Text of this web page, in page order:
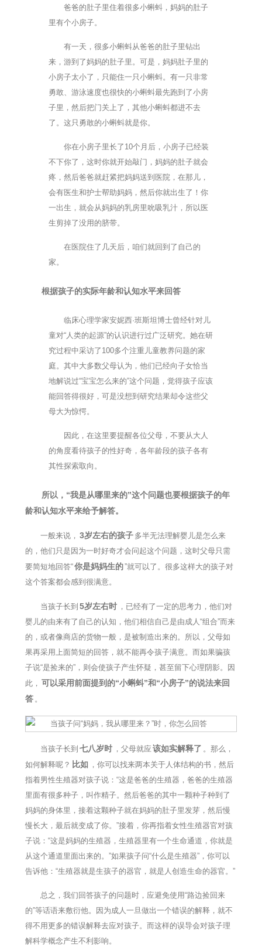
爸爸的肚子里住着很多小蝌蚪，妈妈的肚子
里有个小房子。
有一天，很多小蝌蚪从爸爸的肚子里钻出
来，游到了妈妈的肚子里。可是，妈妈肚子里的
小房子太小了，只能住一只小蝌蚪。有一只非常
勇敢、游泳速度也很快的小蝌蚪最先跑到了小房
子里，然后把门关上了，其他小蝌蚪都进不去
了。这只勇敢的小蝌蚪就是你。
你在小房子里长了10个月后，小房子已经装
不下你了，这时你就开始敲门，妈妈的肚子就会
疼，然后爸爸就赶紧把妈妈送到医院，在那儿，
会有医生和护士帮助妈妈，然后你就出生了！你
一出生，就会从妈妈的乳房里吮吸乳汁，所以医
生剪掉了没用的脐带。
在医院住了几天后，咱们就回到了自己的
家。
根据孩子的实际年龄和认知水平来回答
临床心理学家安妮西·班斯坦博士曾经针对儿
童对“人类的起源”的认识进行过广泛研究。她在研
究过程中采访了100多个注重儿童教养问题的家
庭。其中大多数父母认为，他们已经向子女恰当
地解说过“宝宝怎么来的”这个问题，觉得孩子应该
能回答得很好，可是没想到研究结果却令这些父
母大为惊愕。
因此，在这里要提醒各位父母，不要从大人
的角度看待孩子的性好奇，各年龄段的孩子各有
其性探索取向。
所以，“我是从哪里来的”这个问题也要根据孩子的年
龄和认知水平来给予解答。
一般来说， 3岁左右的孩子 多半无法理解婴儿是怎么来
的，他们只是因为一时好奇才会问起这个问题，这时父母只需
要简短地回答“你是妈妈生的”就可以了。很多这样大的孩子对
这个答案都会感到很满意。
当孩子长到 5岁左右时 ，已经有了一定的思考力，他们对
婴儿的由来有了自己的认知，他们相信自己是由成人“组合”而来
的，或者像商店的货物一般，是被制造出来的。所以，父母如
果再采用上面简短的回答，就不能再令孩子满意。而如果骗孩
子说“是捡来的”，则会使孩子产生怀疑，甚至留下心理阴影。因
此， 可以采用前面提到的“小蝌蚪”和“小房子”的说法来回
答 。
当孩子长到 七八岁时 ，父母就应 该如实解释了 。那么，
如何解释呢？ 比如 ，你可以找来两本关于人体结构的书，然后
指着男性生殖器对孩子说：“这是爸爸的生殖器，爸爸的生殖器
里面有很多种子，叫作精子。然后爸爸的其中一颗种子种到了
妈妈的身体里，接着这颗种子就在妈妈的肚子里发芽，然后慢
慢长大，最后就变成了你。”接着，你再指着女性生殖器官对孩
子说：“这是妈妈的生殖器，生殖器里有一个生命通道，你就是
从这个通道里面出来的。”如果孩子问“什么是生殖器”，你可以
告诉他：“生殖器就是生孩子的器官，就是人创造生命的器官。”
总之，我们回答孩子的问题时，应避免使用“路边捡回来
的”等话语来敷衍他。因为成人一旦做出一个错误的解释，就不
得不用更多的错误解释去应对孩子。而这样的误导会对孩子理
解科学概念产生不利影响。